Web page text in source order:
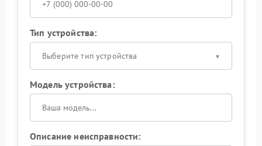
Тип устройства:
Выберите тип устройства
Модель устройства:
Описание неисправности: